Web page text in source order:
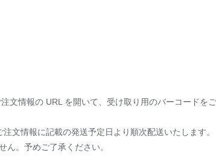
情報の URL を開いて、受け取り用のバーコードを
文情報に記載の発送予定日より順次配送いたします。
。予めご了承ください。